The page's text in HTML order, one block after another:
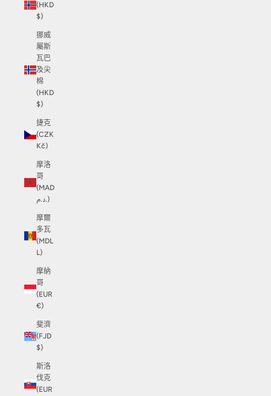
(HKD
$)
挪威
屬斯
瓦巴
及尖
棉
(HKD
$)
捷克
(CZK
Kč)
摩洛
哥
(MAD
د.م.)
摩爾
多瓦
(MDL
L)
摩納
哥
(EUR
€)
斐濟
(FJD
$)
斯洛
伐克
(EUR